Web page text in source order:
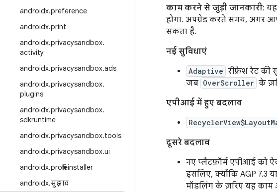
androidx.preference
androidx.print
androidx.privacysandbox.
activity
androidx.privacysandbox.ads
androidx.privacysandbox.
plugins
androidx.privacysandbox.
sdkruntime
androidx.privacysandbox.tools
androidx.privacysandbox.ui
androidx.profileinstaller
androidx.सुझाव
काम करने से जुड़ी जानकारी:
होगा. अपग्रेड करते समय, अगर
सकता है.
नई सुविधाएं
Adaptive रीफ़्रेश रेट की
जब OverScroller के
एपीआई में हुए बदलाव
दूसरे बदलाव
नए प्लैटफ़ॉर्म एपीआई को
इसलिए, क्योंकि AGP 7.3
मॉडलिंग के ज़रिए यह काम